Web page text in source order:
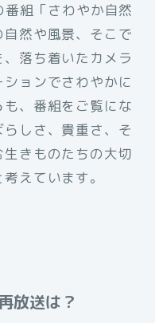
組「さわやか自然
然や風景、そこで
落ち着いたカメラ
ョンでさわやかに
、番組をご覧にな
しさ、貴重さ、そ
きものたちの大切
えています。
放送は？